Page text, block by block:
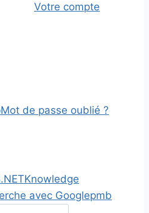
Votre compte
Mot de passe oublié ?
Knowledge
avec Googlepmb